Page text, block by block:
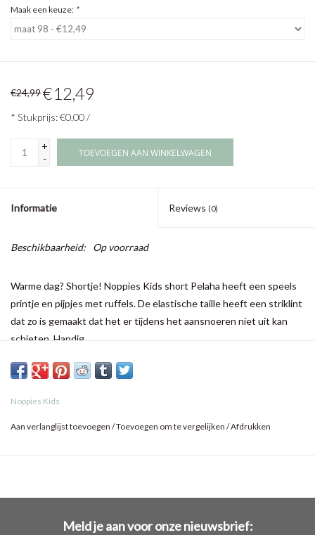
Maak een keuze: *
€24,99€12,49
* Stukprijs: €0,00 /
+
-
TOEVOEGEN AAN WINKELWAGEN
Informatie Reviews (0)
Beschikbaarheid: Op voorraad
Warme dag? Shortje! Noppies Kids short Pelaha heeft een speels
printje en pijpjes met ruffels. De elastische taille heeft een striklint
dat zo is gemaakt dat het er tijdens het aansnoeren niet uit kan
schieten. Handig.
Noppies Kids
Aan verlanglijst toevoegen /Toevoegen om te vergelijken /Afdrukken
Meld je aan voor onze nieuwsbrief: